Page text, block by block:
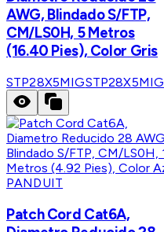
AWG, Blindado S/FTP,
CM/LS0H, 5 Metros
(16.40 Pies), Color Gris
STP28X5MIGSTP28X5MIG
PANDUIT
Patch Cord Cat6A,